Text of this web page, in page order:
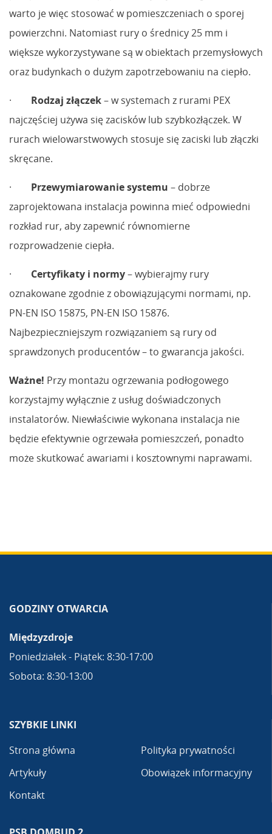
warto je więc stosować w pomieszczeniach o sporej
powierzchni. Natomiast rury o średnicy 25 mm i
większe wykorzystywane są w obiektach przemysłowych
oraz budynkach o dużym zapotrzebowaniu na ciepło.
· Rodzaj złączek– w systemach z rurami PEX
najczęściej używa się zacisków lub szybkozłączek. W
rurach wielowarstwowych stosuje się zaciski lub złączki
skręcane.
· Przewymiarowanie systemu – dobrze
zaprojektowana instalacja powinna mieć odpowiedni
rozkład rur, aby zapewnić równomierne
rozprowadzenie ciepła.
· Certyfikaty i normy– wybierajmy rury
oznakowane zgodnie z obowiązującymi normami, np.
PN-EN ISO 15875, PN-EN ISO 15876.
Najbezpieczniejszym rozwiązaniem są rury od
sprawdzonych producentów – to gwarancja jakości.
Ważne! Przy montażu ogrzewania podłogowego
korzystajmy wyłącznie z usług doświadczonych
instalatorów. Niewłaściwie wykonana instalacja nie
będzie efektywnie ogrzewała pomieszczeń, ponadto
może skutkować awariami i kosztownymi naprawami.
GODZINY OTWARCIA
Międzyzdroje
Poniedziałek - Piątek: 8:30-17:00
Sobota: 8:30-13:00
SZYBKIE LINKI
Strona główna
Artykuły
Kontakt
Polityka prywatności
Obowiązek informacyjny